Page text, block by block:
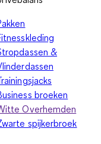
&
broeken
Overhemden
spijkerbroek